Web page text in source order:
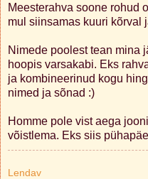
Meesterahva soone rohud
mul siinsamas kuuri kõrval
Nimede poolest tean mina
hoopis varsakabi. Eks
ja kombineerinud kogu
nimed ja sõnad :)
Homme pole vist aega
võistlema. Eks siis
Lendav